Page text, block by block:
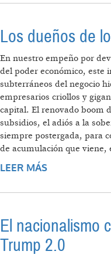
Los dueños de
En nuestro empeño por
del poder económico, este
subterráneos del negocio
empresarios criollos y
capital. El renovado boom
subsidios, el adiós a la
siempre postergada, para
de acumulación que
LEER MÁS
El nacionalismo
Trump 2.0